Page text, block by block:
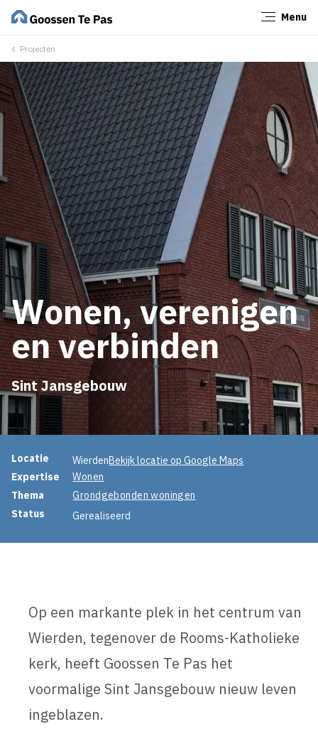
Menu
Projecten
Wonen, verenigen
en verbinden
Sint Jansgebouw
Projectinformatie
Locatie WierdenBekijk locatie op Google Maps
Expertise
Wonen
Thema
Grondgebonden woningen
Status
Gerealiseerd
Op een markante plek in het centrum van
Wierden, tegenover de Rooms-Katholieke
kerk, heeft Goossen Te Pas het
voormalige Sint Jansgebouw nieuw leven
ingeblazen.
Sluiten